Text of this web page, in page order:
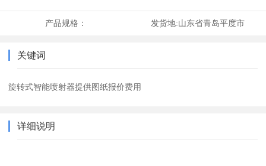
产品规格： 发货地:山东省青岛平度市
关键词
旋转式智能喷射器提供图纸报价费用
详细说明